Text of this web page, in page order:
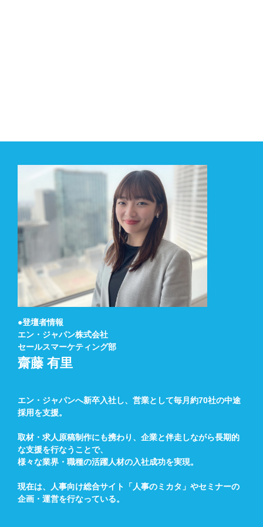
●登壇者情報
エン・ジャパン株式会社
セールスマーケティング部
齋藤 有里
エン・ジャパンへ新卒入社し、営業として毎月約70社の中途
採用を支援。
取材・求人原稿制作にも携わり、企業と伴走しながら長期的
な支援を行なうことで、
様々な業界・職種の活躍人材の入社成功を実現。
現在は、人事向け総合サイト「人事のミカタ」やセミナーの
企画・運営を行なっている。